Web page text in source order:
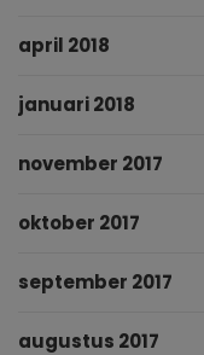
april 2018
januari 2018
november 2017
oktober 2017
september 2017
augustus 2017